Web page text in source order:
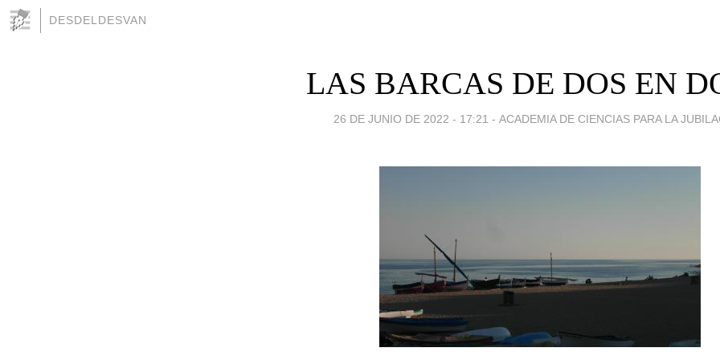
DESDELDESVAN
LAS BARCAS DE DOS EN
26 DE JUNIO DE 2022 - 17:21 - ACADEMIA DE CIENCIAS PARA LA